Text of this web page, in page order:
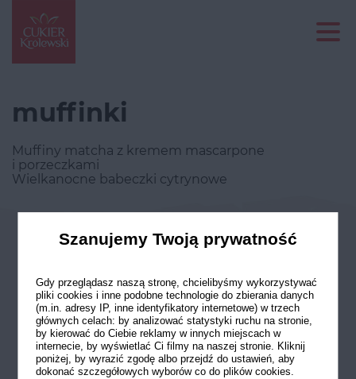
muffinki
Muffiny matcha z kremem mascarpone
i porzeczkami
Wielkanocne babeczki cytrynowe
Odwiedź nasze profile w social
Szanujemy Twoją prywatność
Gdy przeglądasz naszą stronę, chcielibyśmy wykorzystywać
pliki cookies i inne podobne technologie do zbierania danych
(m.in. adresy IP, inne identyfikatory internetowe) w trzech
głównych celach: by analizować statystyki ruchu na stronie,
by kierować do Ciebie reklamy w innych miejscach w
internecie, by wyświetlać Ci filmy na naszej stronie. Kliknij
poniżej, by wyrazić zgodę albo przejdź do ustawień, aby
dokonać szczegółowych wyborów co do plików cookies.